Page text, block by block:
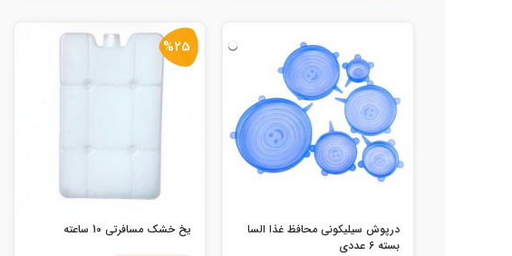
درپوش سیلیکونی محافظ غذا السا
بسته 6 عددی
%25
یخ خشک مسافرتی 10 ساعته